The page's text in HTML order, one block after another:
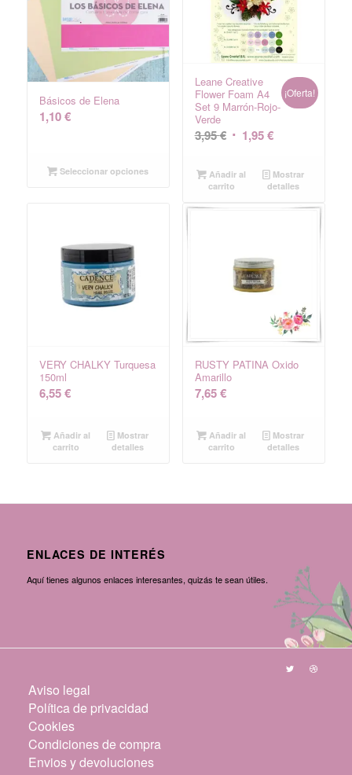
Básicos de Elena
1,10€
Seleccionar opciones
Leane Creative
Flower Foam A4
Set 9 Marrón-Rojo-
Verde
3,95€ El
original
era:
1,95€El
actual
es:
1,95 €.
¡Oferta!
Añadir al
carrito
Mostrar
detalles
VERY CHALKY Turquesa
150ml
6,55€
Añadir al
carrito
Mostrar
detalles
RUSTY PATINA Oxido
Amarillo
7,65€
Añadir al
carrito
Mostrar
detalles
ENLACES DE INTERÉS
Aquí tienes algunos enlaces interesantes, quizás te sean útiles.
Aviso legal
Política de privacidad
Cookies
Condiciones de compra
Envios y devoluciones